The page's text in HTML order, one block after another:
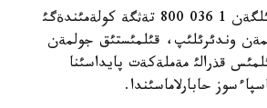
«مةملةكةتكة كةلتئرئلگةن 1 036 800 تةثگة كولةمئندةگئ
وندئرئلئپ، قئلمئستئق جولمةن
قذرالئ مةملةكةت پايداسئنا
حابارلاماسئندا.